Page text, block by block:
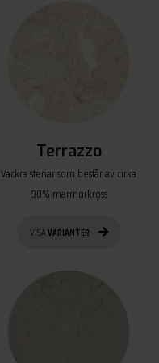
Terrazzo
Vackra stenar som består av cirka
90% marmorkross
VISAVARIANTER